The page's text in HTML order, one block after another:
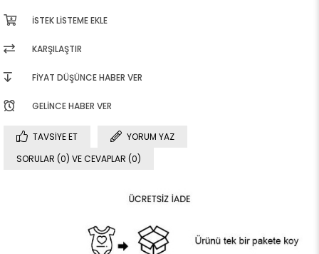
İSTEK LISTEME EKLE
KARŞILAŞTIR
FIYAT DÜŞÜNCE HABER VER
GELINCE HABER VER
TAVSIYE ET
YORUM YAZ
SORULAR (0) VE CEVAPLAR (0)